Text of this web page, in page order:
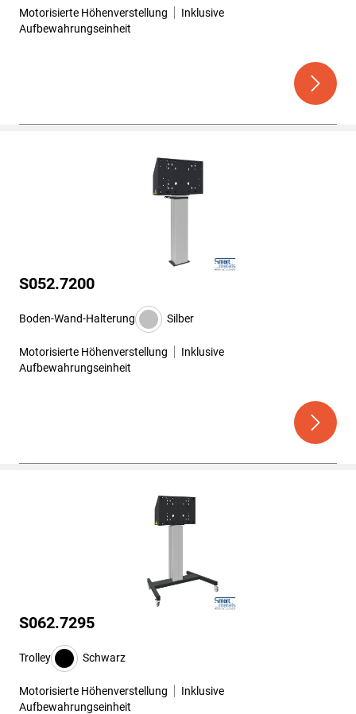
Motorisierte Höhenverstellung
Inklusive
Aufbewahrungseinheit
S052.7200
Boden-Wand-Halterung Silber
Motorisierte Höhenverstellung
Inklusive
Aufbewahrungseinheit
S062.7295
Trolley Schwarz
Motorisierte Höhenverstellung
Inklusive
Aufbewahrungseinheit